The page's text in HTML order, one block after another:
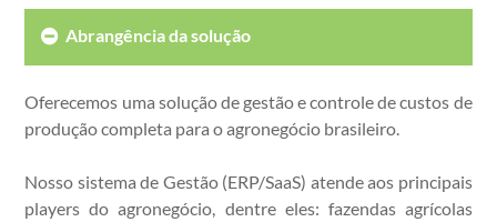
Abrangência da solução
Oferecemos uma solução de gestão e controle de custos de
produção completa para o agronegócio brasileiro.
Nosso sistema de Gestão (ERP/SaaS) atende aos principais
players do agronegócio, dentre eles: fazendas agrícolas